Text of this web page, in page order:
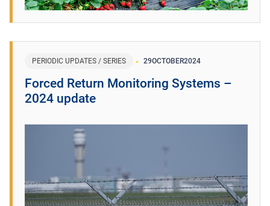
PERIODIC UPDATES / SERIES 29OCTOBER2024
Forced Return Monitoring Systems –
2024 update